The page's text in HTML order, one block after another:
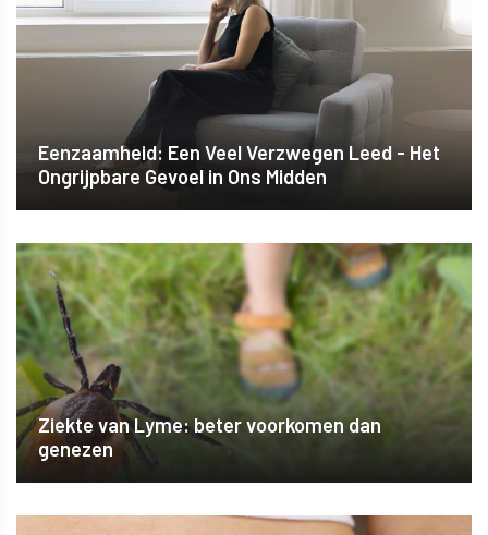
Eenzaamheid: Een Veel Verzwegen Leed - Het
Ongrijpbare Gevoel in Ons Midden
Ziekte van Lyme: beter voorkomen dan
genezen